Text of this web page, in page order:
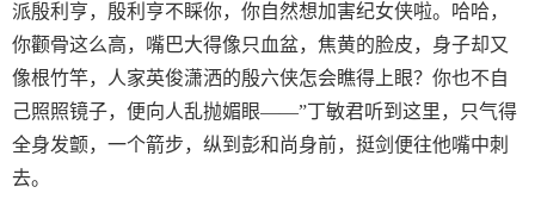
派殷利亨，殷利亨不睬你，你自然想加害纪女侠啦。哈哈，
你颧骨这么高，嘴巴大得像只血盆，焦黄的脸皮，身子却又
像根竹竿，人家英俊潇洒的殷六侠怎会瞧得上眼？你也不自
己照照镜子，便向人乱抛媚眼——”丁敏君听到这里，只气得
全身发颤，一个箭步，纵到彭和尚身前，挺剑便往他嘴中刺
去。